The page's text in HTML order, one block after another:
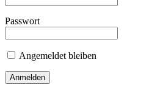
Passwort
Angemeldet bleiben